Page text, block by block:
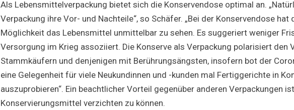
Als Lebensmittelverpackung bietet sich die Konservendose optimal an.
Verpackung ihre Vor- und Nachteile“, so Schäfer. „Bei der Konservendose hat
Möglichkeit das Lebensmittel unmittelbar zu sehen. Es suggeriert weniger
Versorgung im Krieg assoziiert. Die Konserve als Verpackung polarisiert den
Stammkäufern und denjenigen mit Berührungsängsten, insofern bot der
eine Gelegenheit für viele Neukundinnen und -kunden mal Fertiggerichte in
auszuprobieren“. Ein beachtlicher Vorteil gegenüber anderen Verpackungen
Konservierungsmittel verzichten zu können.